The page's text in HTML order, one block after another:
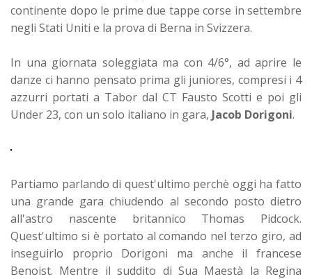
continente dopo le prime due tappe corse in settembre
negli Stati Uniti e la prova di Berna in Svizzera.
In una giornata soleggiata ma con 4/6°, ad aprire le
danze ci hanno pensato prima gli juniores, compresi i 4
azzurri portati a Tabor dal CT Fausto Scotti e poi gli
Under 23, con un solo italiano in gara, Jacob Dorigoni.
Partiamo parlando di quest'ultimo perchè oggi ha fatto
una grande gara chiudendo al secondo posto dietro
all'astro nascente britannico Thomas Pidcock.
Quest'ultimo si è portato al comando nel terzo giro, ad
inseguirlo proprio Dorigoni ma anche il francese
Benoist. Mentre il suddito di Sua Maestà la Regina